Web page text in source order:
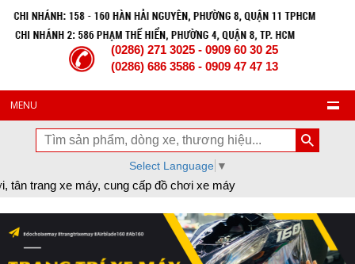
(0286) 271 3025 - 0909 60 30 25
(0286) 686 3586 - 0909 47 47 13
MENU
Select Language ▼
xe máy, cung cấp đồ chơi xe máy